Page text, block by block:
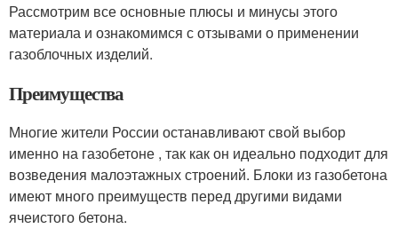
Рассмотрим все основные плюсы и минусы этого
материала и ознакомимся с отзывами о применении
газоблочных изделий.
Преимущества
Многие жители России останавливают свой выбор
именно на газобетоне , так как он идеально подходит для
возведения малоэтажных строений. Блоки из газобетона
имеют много преимуществ перед другими видами
ячеистого бетона.